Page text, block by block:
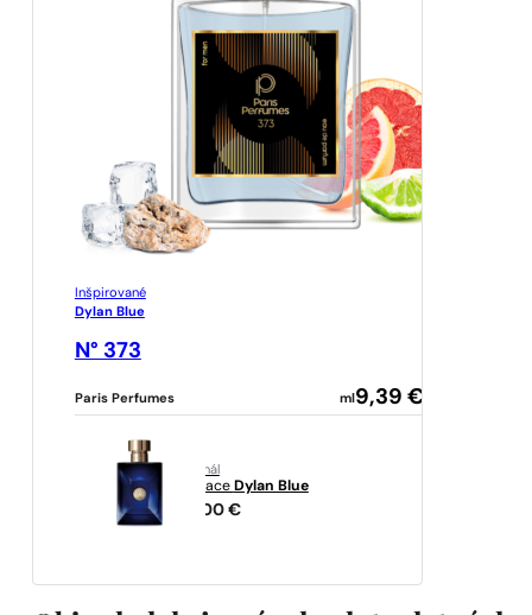
Inšpirované
Dylan Blue
N° 373
Paris Perfumes ml 9,39 €
originál
Versace Dylan Blue
82,00 €